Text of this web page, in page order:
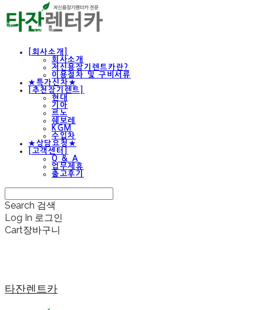
[회사소개]
회사소개
저신용장기렌트카란?
이용절차 및 구비서류
★특가신차★
[추천장기렌트]
현대
기아
르노
쉐보레
KGM
수입차
★상담요청★
[고객센터]
Q & A
업무제휴
출고후기
Search 검색
Log In 로그인
Cart장바구니
타잔렌트카